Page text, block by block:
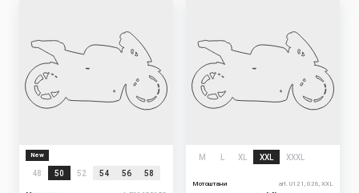
New
48 50 52 54 56 58
M XL XXL XXXL
Мотоштани art. U121, 026, XXL